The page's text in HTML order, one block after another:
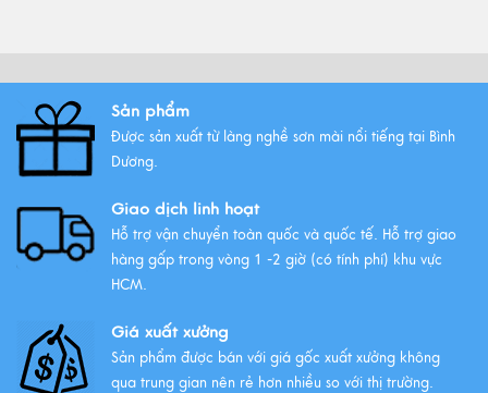
Xem thêm
Sản phẩm
Được sản xuất từ làng nghề sơn mài nổi tiếng tại Bình
Dương.
Giao dịch linh hoạt
Hỗ trợ vận chuyển toàn quốc và quốc tế. Hỗ trợ giao
hàng gấp trong vòng 1 -2 giờ (có tính phí) khu vực
HCM.
Giá xuất xưởng
Sản phẩm được bán với giá gốc xuất xưởng không
qua trung gian nên rẻ hơn nhiều so với thị trường.